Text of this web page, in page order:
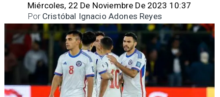
Miércoles, 22 De Noviembre De 2023 10:37
Cristóbal Ignacio Adones Reyes
Por